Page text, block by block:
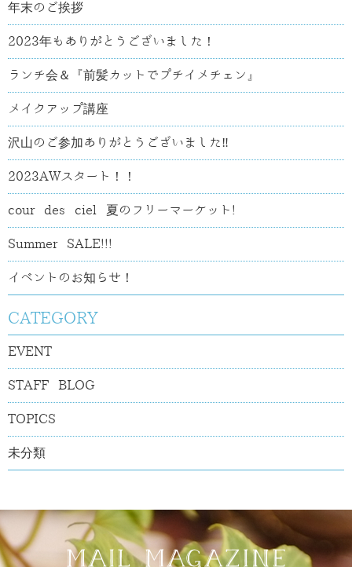
年末のご挨拶
2023年もありがとうございました！
ランチ会＆『前髪カットでプチイメチェン』
メイクアップ講座
沢山のご参加ありがとうございました‼
2023AWスタート！！
cour des ciel 夏のフリーマーケット!
Summer SALE!!!
イベントのお知らせ！
CATEGORY
EVENT
STAFF BLOG
TOPICS
未分類